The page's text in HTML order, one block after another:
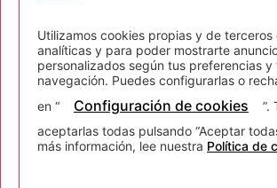
Especializadas, únicas,
con personalidad y voz
objetivo común: mejorar e
Utilizamos cookies propias y de
analíticas y para poder mostrarte
personalizados según tus preferencias
navegación. Puedes configurarlas o
en “
Configuración de cookies
”.
aceptarlas todas pulsando “Aceptar
más información, lee nuestra Política de